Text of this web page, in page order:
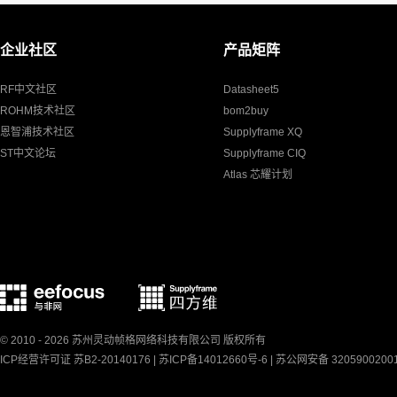
企业社区
RF中文社区
ROHM技术社区
恩智浦技术社区
ST中文论坛
产品矩阵
Datasheet5
bom2buy
Supplyframe XQ
Supplyframe CIQ
Atlas 芯耀计划
© 2010 - 2026 苏州灵动帧格网络科技有限公司 版权所有
ICP经营许可证 苏B2-20140176 | 苏ICP备14012660号-6 苏公网安备